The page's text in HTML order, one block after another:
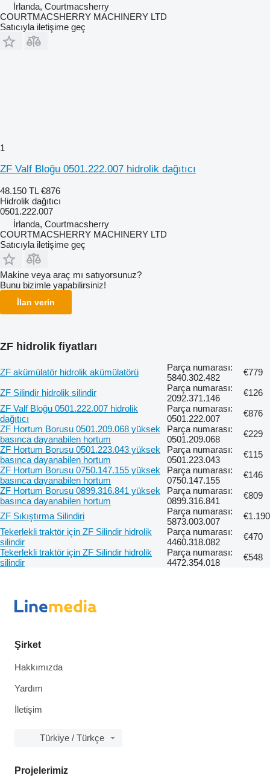
İrlanda, Courtmacsherry
COURTMACSHERRY MACHINERY LTD
Satıcıyla iletişime geç
1
ZF Valf Bloğu 0501.222.007 hidrolik dağıtıcı
48.150 TL €876
Hidrolik dağıtıcı
0501.222.007
İrlanda, Courtmacsherry
COURTMACSHERRY MACHINERY LTD
Satıcıyla iletişime geç
Makine veya araç mı satıyorsunuz?
Bunu bizimle yapabilirsiniz!
İlan verin
ZF hidrolik fiyatları
ZF akümülatör hidrolik akümülatörü
Parça numarası:
5840.302.482
€779
ZF Silindir hidrolik silindir
Parça numarası:
2092.371.146
€126
ZF Valf Bloğu 0501.222.007 hidrolik
dağıtıcı
Parça numarası:
0501.222.007
€876
ZF Hortum Borusu 0501.209.068 yüksek
basınca dayanabilen hortum
Parça numarası:
0501.209.068
€229
ZF Hortum Borusu 0501.223.043 yüksek
basınca dayanabilen hortum
Parça numarası:
0501.223.043
€115
ZF Hortum Borusu 0750.147.155 yüksek
basınca dayanabilen hortum
Parça numarası:
0750.147.155
€146
ZF Hortum Borusu 0899.316.841 yüksek
basınca dayanabilen hortum
Parça numarası:
0899.316.841
€809
ZF Sıkıştırma Silindiri
Parça numarası:
5873.003.007
€1.190
Tekerlekli traktör için ZF Silindir hidrolik
silindir
Parça numarası:
4460.318.082
€470
Tekerlekli traktör için ZF Silindir hidrolik
silindir
Parça numarası:
4472.354.018
€548
Şirket
Hakkımızda
Yardım
İletişim
Türkiye / Türkçe
Projelerimiz